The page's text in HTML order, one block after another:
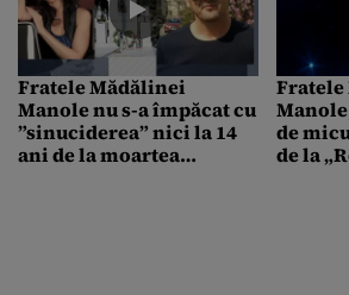
Fratele Mădălinei
Manole nu s-a împăcat cu
”sinuciderea” nici la 14
ani de la moartea
de
de la